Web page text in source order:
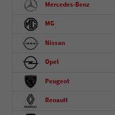
Mercedes-Benz
MG
Nissan
Opel
Peugeot
Renault